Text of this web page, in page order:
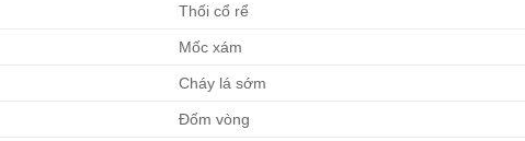
Thối cổ rể
Mốc xám
Cháy lá sớm
Đốm vòng